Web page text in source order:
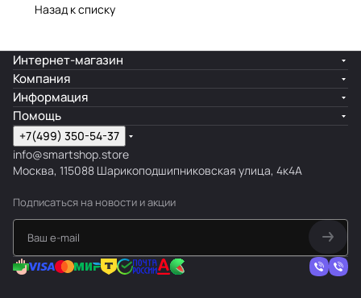
Назад к списку
Интернет-магазин
Компания
Информация
Помощь
+7(499) 350-54-37
info@smartshop.store
Москва, 115088 Шарикоподшипниковская улица, 4к4А
Подписаться на новости и акции